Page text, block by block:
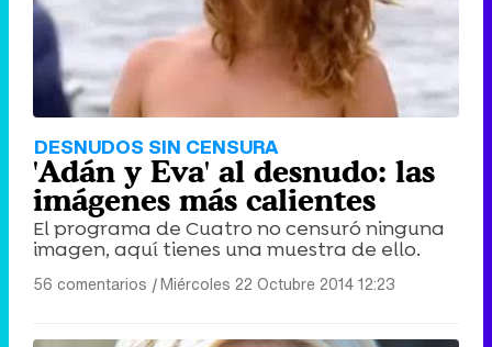
DESNUDOS SIN CENSURA
'Adán y Eva' al desnudo: las
imágenes más calientes
El programa de Cuatro no censuró ninguna
imagen, aquí tienes una muestra de ello.
56 comentarios |Miércoles 22 Octubre 2014 12:23